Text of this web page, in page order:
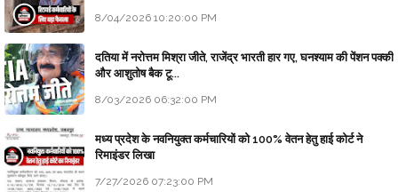
8/04/2026 10:20:00 PM
दतिया में नरोत्तम मिश्रा जीते, राजेंद्र भारती हार गए, घनश्याम की पेंशन पक्की
और आशुतोष बैक टू...
8/03/2026 06:32:00 PM
मध्य प्रदेश के नवनियुक्त कर्मचारियों को 100% वेतन हेतु हाई कोर्ट ने
रिमाइंडर लिखा
7/27/2026 07:23:00 PM